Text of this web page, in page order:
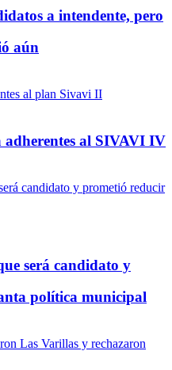
a intendente, pero
aún
al SIVAVI IV
será candidato y
política municipal